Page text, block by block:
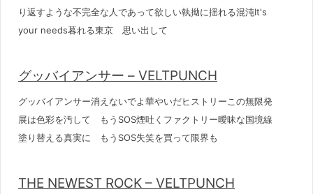
り返すような不完全な人であって欲しい執拗に揺れる混沌It's
your needs暮れる東京 思い出して
グッバイアンサー – VELTPUNCH
グッバイアンサー消えないでよ華やいだヒストリーこの無限発
展は色彩を汚して もうSOS煙吐くファクトリー曖昧な国境線
塗り替える真実に もうSOS失笑を買って限界も
THE NEWEST ROCK – VELTPUNCH